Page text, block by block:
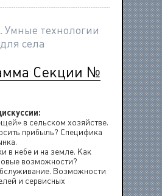
технологии
села
Секции №
в сельском хозяйстве.
прибыль? Специфика
в небе и на земле. Как
возможности?
Возможности
и сервисных